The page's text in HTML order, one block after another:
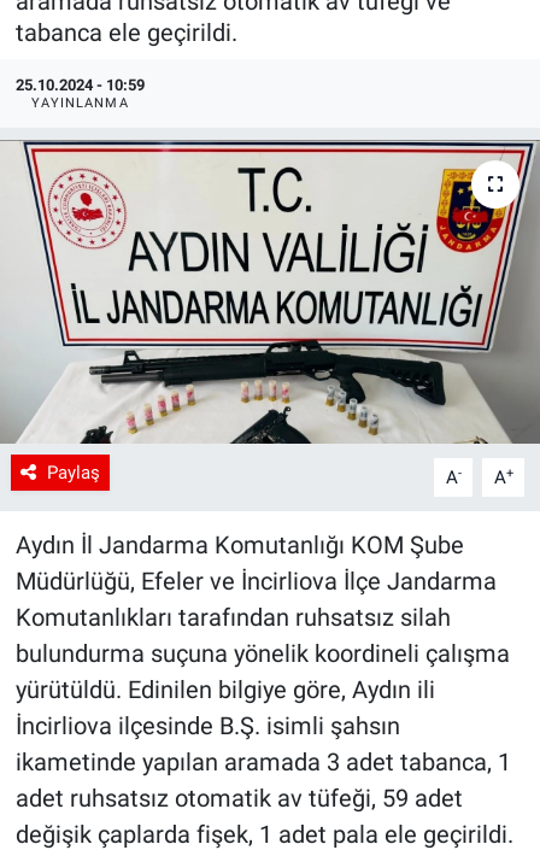
tabanca ele geçirildi.
25.10.2024 - 10:59
YAYINLANMA
Paylaş A- A+
Aydın İl Jandarma Komutanlığı KOM Şube
Müdürlüğü, Efeler ve İncirliova İlçe Jandarma
Komutanlıkları tarafından ruhsatsız silah
bulundurma suçuna yönelik koordineli çalışma
yürütüldü. Edinilen bilgiye göre, Aydın ili
İncirliova ilçesinde B.Ş. isimli şahsın
ikametinde yapılan aramada 3 adet tabanca, 1
adet ruhsatsız otomatik av tüfeği, 59 adet
değişik çaplarda fişek, 1 adet pala ele geçirildi.